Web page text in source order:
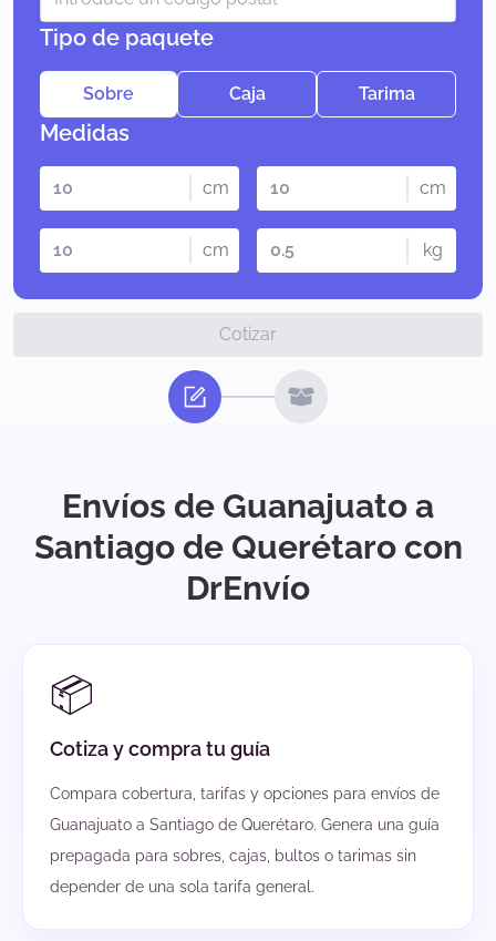
Tipo de paquete
Sobre Caja Tarima
Medidas
cm cm
cm kg
Cotizar
Envíos de Guanajuato a
Santiago de Querétaro con
DrEnvío
📦
Cotiza y compra tu guía
Compara cobertura, tarifas y opciones para envíos de
Guanajuato a Santiago de Querétaro. Genera una guía
prepagada para sobres, cajas, bultos o tarimas sin
depender de una sola tarifa general.